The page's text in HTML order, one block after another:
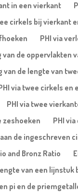
in een vierkant
cirkels bij vierkant
PHI via
van de oppervlakten
van de lengte van
via twee cirkels en
PHI via twee
zeshoeken
PHI
aan de ingeschreven
and Bronz Ratio
van een
pi en de